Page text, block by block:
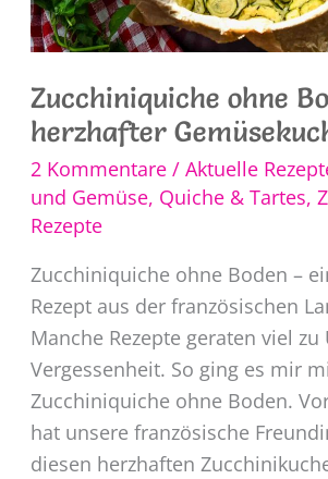
Zucchiniquiche ohne
herzhafter
2 Kommentare / Aktuelle
und Gemüse, Quiche & Tartes,
Rezepte
Zucchiniquiche ohne Boden –
Rezept aus der französischen
Manche Rezepte geraten viel
Vergessenheit. So ging es mir
Zucchiniquiche ohne Boden.
hat unsere französische
diesen herzhaften